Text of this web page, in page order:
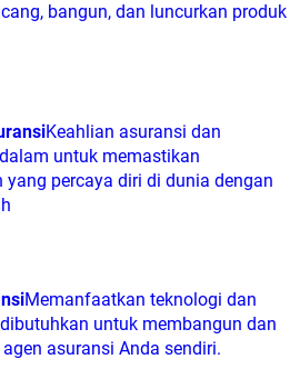
bangun, dan luncurkan produk
Keahlian asuransi dan
untuk memastikan
percaya diri di dunia dengan
Memanfaatkan teknologi dan
untuk membangun dan
asuransi Anda sendiri.